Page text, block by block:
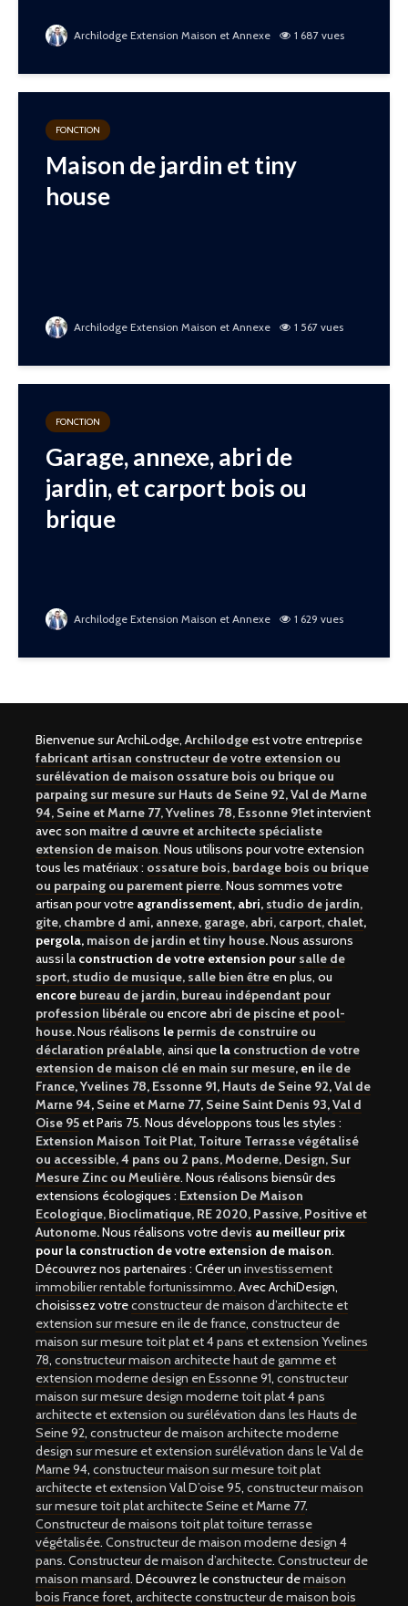
Archilodge Extension Maison et Annexe 1 687 vues
FONCTION
Maison de jardin et tiny
house
Archilodge Extension Maison et Annexe 1 567 vues
FONCTION
Garage, annexe, abri de
jardin, et carport bois ou
brique
Archilodge Extension Maison et Annexe 1 629 vues
Bienvenue sur ArchiLodge, Archilodge est votre entreprise
fabricant artisan constructeur de votre extension ou
surélévation de maison ossature bois ou brique ou
parpaing sur mesure sur Hauts de Seine 92, Val de Marne
94, Seine et Marne 77, Yvelines 78, Essonne 91et intervient
avec son maitre d œuvre et architecte spécialiste
extension de maison. Nous utilisons pour votre extension
tous les matériaux : ossature bois, bardage bois ou brique
ou parpaing ou parement pierre. Nous sommes votre
artisan pour votre agrandissement, abri, studio de jardin,
gite, chambre d ami, annexe, garage, abri, carport, chalet,
pergola, maison de jardin et tiny house.Nous assurons
aussi la construction de votre extension pour salle de
sport, studio de musique, salle bien être en plus, ou
encore bureau de jardin, bureau indépendant pour
profession libéraleou encore abri de piscine et pool-
house.Nous réalisons le permis de construire ou
déclaration préalable, ainsi que la construction de votre
extension de maison clé en main sur mesure, en ile de
France,Yvelines 78, Essonne 91, Hauts de Seine 92,Val de
Marne 94, Seine et Marne 77, Seine Saint Denis 93,Val d
Oise 95 et Paris 75. Nous développons tous les styles :
Extension Maison Toit Plat, Toiture Terrasse végétalisé
ou accessible, 4 pans ou 2 pans, Moderne, Design, Sur
Mesure Zinc ou Meulière. Nous réalisons biensûr des
extensions écologiques : Extension De Maison
Ecologique, Bioclimatique, RE 2020, Passive, Positive et
Autonome.Nous réalisons votre devis au meilleur prix
pour la construction de votre extension de maison.
Découvrez nos partenaires : Créer un investissement
immobilier rentable fortunissimmo. Avec ArchiDesign,
choisissez votreconstructeur de maison d’architecte et
extension sur mesure en ile de france, constructeur de
maison sur mesure toit plat et 4 pans et extension Yvelines
78, constructeur maison architecte haut de gamme et
extension moderne design en Essonne 91, constructeur
maison sur mesure design moderne toit plat 4 pans
architecte et extension ou surélévation dans les Hauts de
Seine 92, constructeur de maison architecte moderne
design sur mesure et extension surélévation dans le Val de
Marne 94, constructeur maison sur mesure toit plat
architecte et extension Val D’oise 95, constructeur maison
sur mesure toit plat architecte Seine et Marne 77.
Constructeur de maisons toit plat toiture terrasse
végétalisée. Constructeur de maison moderne design 4
pans. Constructeur de maison d’architecte. Constructeur de
maison mansard. Découvrez le constructeur demaison
bois France foret, architecte constructeur de maison bois